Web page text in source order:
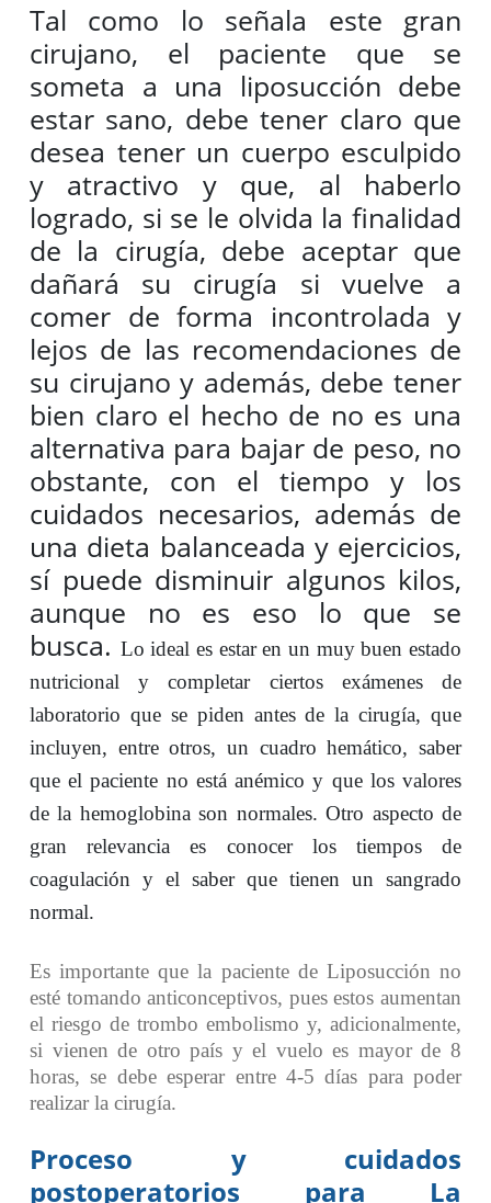
Tal como lo señala este gran
cirujano, el paciente que se
someta a una liposucción debe
estar sano, debe tener claro que
desea tener un cuerpo esculpido
y atractivo y que, al haberlo
logrado, si se le olvida la finalidad
de la cirugía, debe aceptar que
dañará su cirugía si vuelve a
comer de forma incontrolada y
lejos de las recomendaciones de
su cirujano y además, debe tener
bien claro el hecho de no es una
alternativa para bajar de peso, no
obstante, con el tiempo y los
cuidados necesarios, además de
una dieta balanceada y ejercicios,
sí puede disminuir algunos kilos,
aunque no es eso lo que se
busca. Lo ideal es estar en un muy buen estado
nutricional y completar ciertos exámenes de
laboratorio que se piden antes de la cirugía, que
incluyen, entre otros, un cuadro hemático, saber
que el paciente no está anémico y que los valores
de la hemoglobina son normales. Otro aspecto de
gran relevancia es conocer los tiempos de
coagulación y el saber que tienen un sangrado
normal.
Es importante que la paciente de Liposucción no
esté tomando anticonceptivos, pues estos aumentan
el riesgo de trombo embolismo y, adicionalmente,
si vienen de otro país y el vuelo es mayor de 8
horas, se debe esperar entre 4-5 días para poder
realizar la cirugía.
Proceso y cuidados
postoperatorios para La